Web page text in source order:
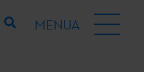
MENUA